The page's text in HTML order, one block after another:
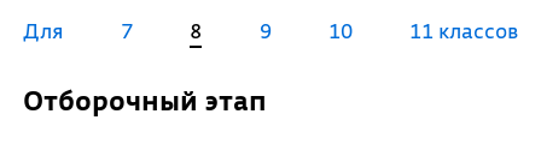
Для 7 8 9 10 11 классов
Отборочный этап